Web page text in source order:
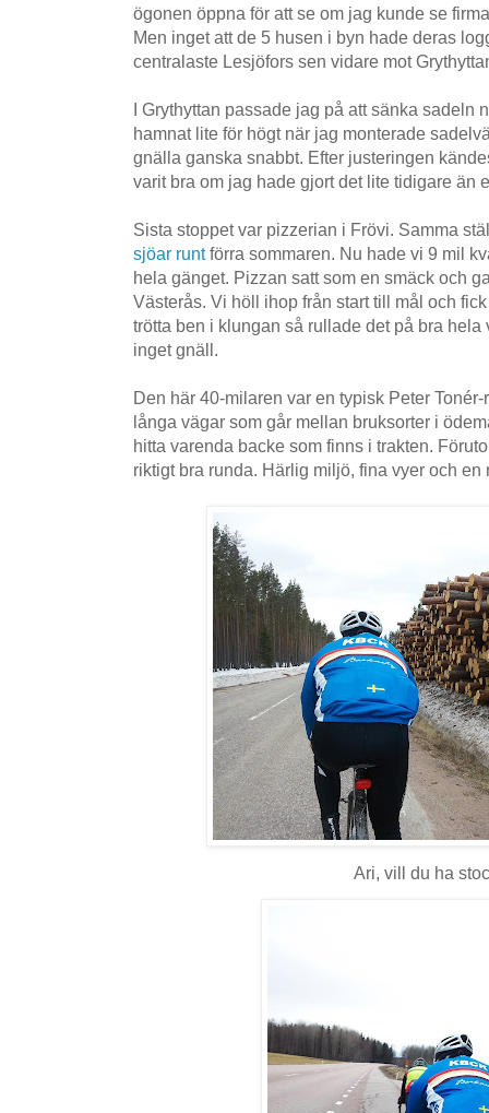
ögonen öppna för att se om jag kunde se
Men inget att de 5 husen i byn hade deras
centralaste Lesjöfors sen vidare mot
I Grythyttan passade jag på att sänka sadeln
hamnat lite för högt när jag monterade
gnälla ganska snabbt. Efter justeringen
varit bra om jag hade gjort det lite tidigare än
Sista stoppet var pizzerian i Frövi. Samma
sjöar runtförra sommaren. Nu hade vi 9 mil
hela gänget. Pizzan satt som en smäck och
Västerås. Vi höll ihop från start till mål och
trötta ben i klungan så rullade det på bra
inget gnäll.
Den här 40-milaren var en typisk Peter
långa vägar som går mellan bruksorter i
hitta varenda backe som finns i trakten.
riktigt bra runda. Härlig miljö, fina vyer och
Ari, vill du ha